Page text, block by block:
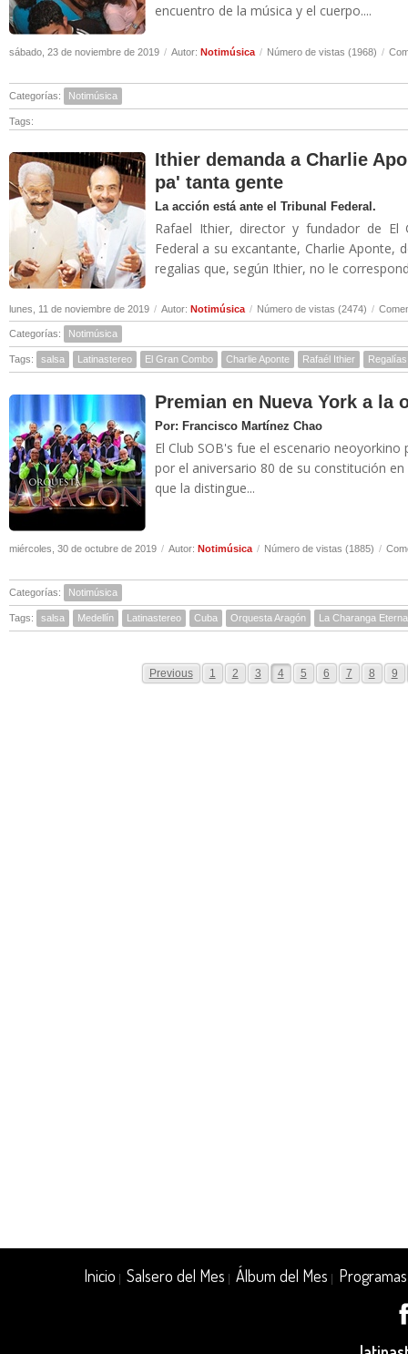
encuentro de la música y el cuerpo....
sábado, 23 de noviembre de 2019 / Autor: Notimúsica / Número de vistas (1968) /
Categorías: Notimúsica
Tags:
Ithier demanda a Charlie
pa' tanta gente
La acción está ante el Tribunal Federal.
Rafael Ithier, director y fundador de El
Federal a su excantante, Charlie Aponte,
regalias que, según Ithier, no le
lunes, 11 de noviembre de 2019 / Autor: Notimúsica / Número de vistas (2474) /
Categorías: Notimúsica
Tags: salsa Latinastereo El Gran Combo Charlie Aponte Rafaél Ithier Regalías
Premian en Nueva York a la
Por: Francisco Martínez Chao
El Club SOB's fue el escenario
por el aniversario 80 de su constitución
que la distingue...
miércoles, 30 de octubre de 2019 / Autor: Notimúsica / Número de vistas (1885) /
Categorías: Notimúsica
Tags: salsa Medellín Latinastereo Cuba Orquesta Aragón La Charanga Eterna
Previous 1 2 3 4 5 6 7 8 9
Inicio |Salsero del Mes |Álbum del Mes Programas